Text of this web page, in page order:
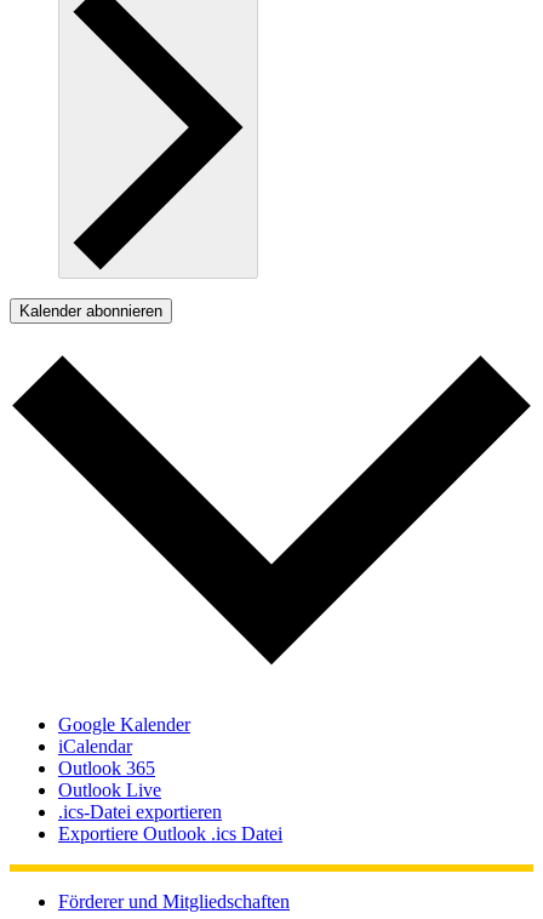
Kalender abonnieren
Google Kalender
iCalendar
Outlook 365
Outlook Live
.ics-Datei exportieren
Exportiere Outlook .ics Datei
Förderer und Mitgliedschaften